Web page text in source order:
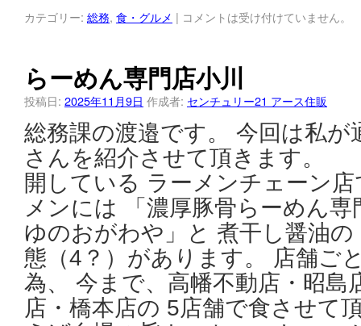
カテゴリー: 総務, 食・グルメ | コメントは受け付けていません。
らーめん専門店小川
投稿日: 2025年11月9日 作成者: センチュリー21 アース住販
総務課の渡邉です。 今回は私
さんを紹介させて頂きます
開している ラーメンチェーン
メンには 「濃厚豚骨らーめん
ゆのおがわや」と 煮干し醤油
態（4？）があります。 店舗ご
為、 今まで、高幡不動店・昭島
店・橋本店の 5店舗で食させて